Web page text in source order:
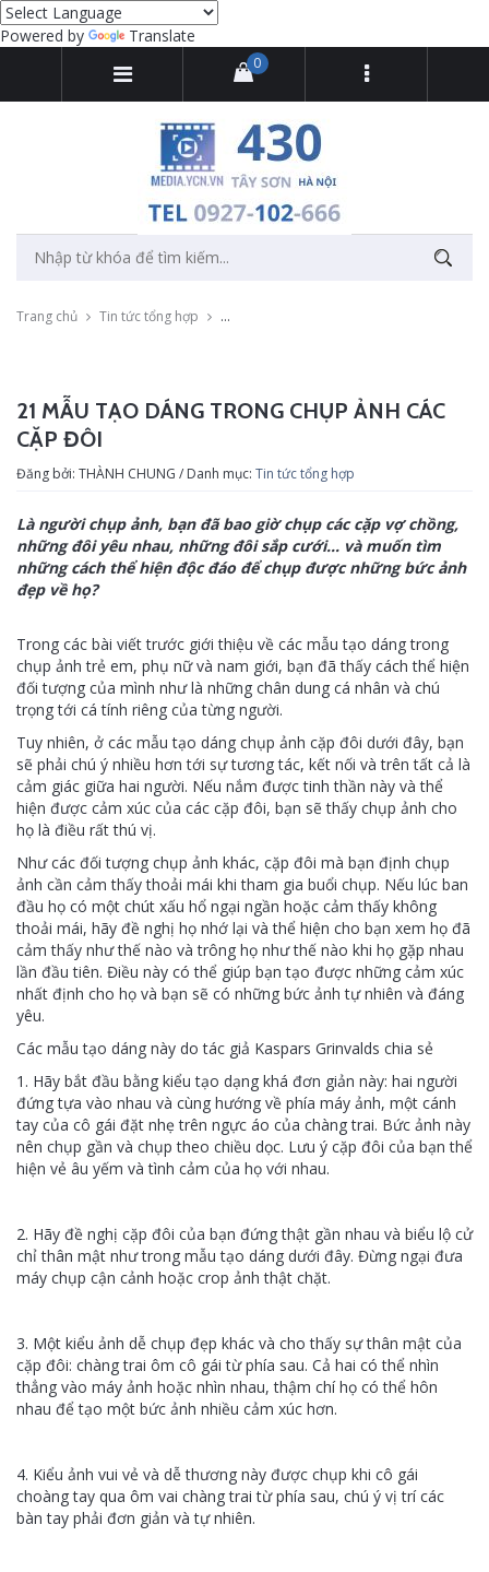
Powered by Translate
0
Trang chủ Tin tức tổng hợp 21 mẫu tạo dáng trong chụp ảnh các cặp
21 MẪU TẠO DÁNG TRONG CHỤP ẢNH CÁC
CẶP ĐÔI
Đăng bởi: THÀNH CHUNG / Danh mục: Tin tức tổng hợp
Là người chụp ảnh, bạn đã bao giờ chụp các cặp vợ chồng,
những đôi yêu nhau, những đôi sắp cưới… và muốn tìm
những cách thể hiện độc đáo để chụp được những bức ảnh
đẹp về họ?
Trong các bài viết trước giới thiệu về các mẫu tạo dáng trong
chụp ảnh trẻ em, phụ nữ và nam giới, bạn đã thấy cách thể hiện
đối tượng của mình như là những chân dung cá nhân và chú
trọng tới cá tính riêng của từng người.
Tuy nhiên, ở các mẫu tạo dáng chụp ảnh cặp đôi dưới đây, bạn
sẽ phải chú ý nhiều hơn tới sự tương tác, kết nối và trên tất cả là
cảm giác giữa hai người. Nếu nắm được tinh thần này và thể
hiện được cảm xúc của các cặp đôi, bạn sẽ thấy chụp ảnh cho
họ là điều rất thú vị.
Như các đối tượng chụp ảnh khác, cặp đôi mà bạn định chụp
ảnh cần cảm thấy thoải mái khi tham gia buổi chụp. Nếu lúc ban
đầu họ có một chút xấu hổ ngại ngần hoặc cảm thấy không
thoải mái, hãy đề nghị họ nhớ lại và thể hiện cho bạn xem họ đã
cảm thấy như thế nào và trông họ như thế nào khi họ gặp nhau
lần đầu tiên. Điều này có thể giúp bạn tạo được những cảm xúc
nhất định cho họ và bạn sẽ có những bức ảnh tự nhiên và đáng
yêu.
Các mẫu tạo dáng này do tác giả Kaspars Grinvalds chia sẻ
1. Hãy bắt đầu bằng kiểu tạo dạng khá đơn giản này: hai người
đứng tựa vào nhau và cùng hướng về phía máy ảnh, một cánh
tay của cô gái đặt nhẹ trên ngực áo của chàng trai. Bức ảnh này
nên chụp gần và chụp theo chiều dọc. Lưu ý cặp đôi của bạn thể
hiện vẻ âu yếm và tình cảm của họ với nhau.
2. Hãy đề nghị cặp đôi của bạn đứng thật gần nhau và biểu lộ cử
chỉ thân mật như trong mẫu tạo dáng dưới đây. Đừng ngại đưa
máy chụp cận cảnh hoặc crop ảnh thật chặt.
3. Một kiểu ảnh dễ chụp đẹp khác và cho thấy sự thân mật của
cặp đôi: chàng trai ôm cô gái từ phía sau. Cả hai có thể nhìn
thẳng vào máy ảnh hoặc nhìn nhau, thậm chí họ có thể hôn
nhau để tạo một bức ảnh nhiều cảm xúc hơn.
4. Kiểu ảnh vui vẻ và dễ thương này được chụp khi cô gái
choàng tay qua ôm vai chàng trai từ phía sau, chú ý vị trí các
bàn tay phải đơn giản và tự nhiên.